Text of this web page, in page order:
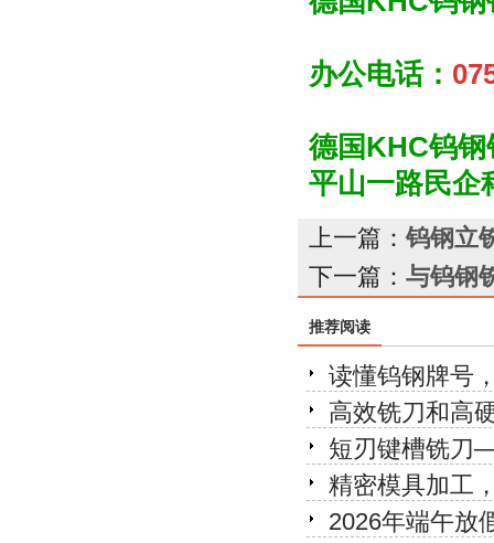
办公电话：
德国KHC钨
平山一路民企
上一篇：钨钢立
下一篇： 与钨钢
推荐阅读
读懂钨钢牌号
高效铣刀和高
短刃键槽铣刀
精密模具加工
2026年端午放